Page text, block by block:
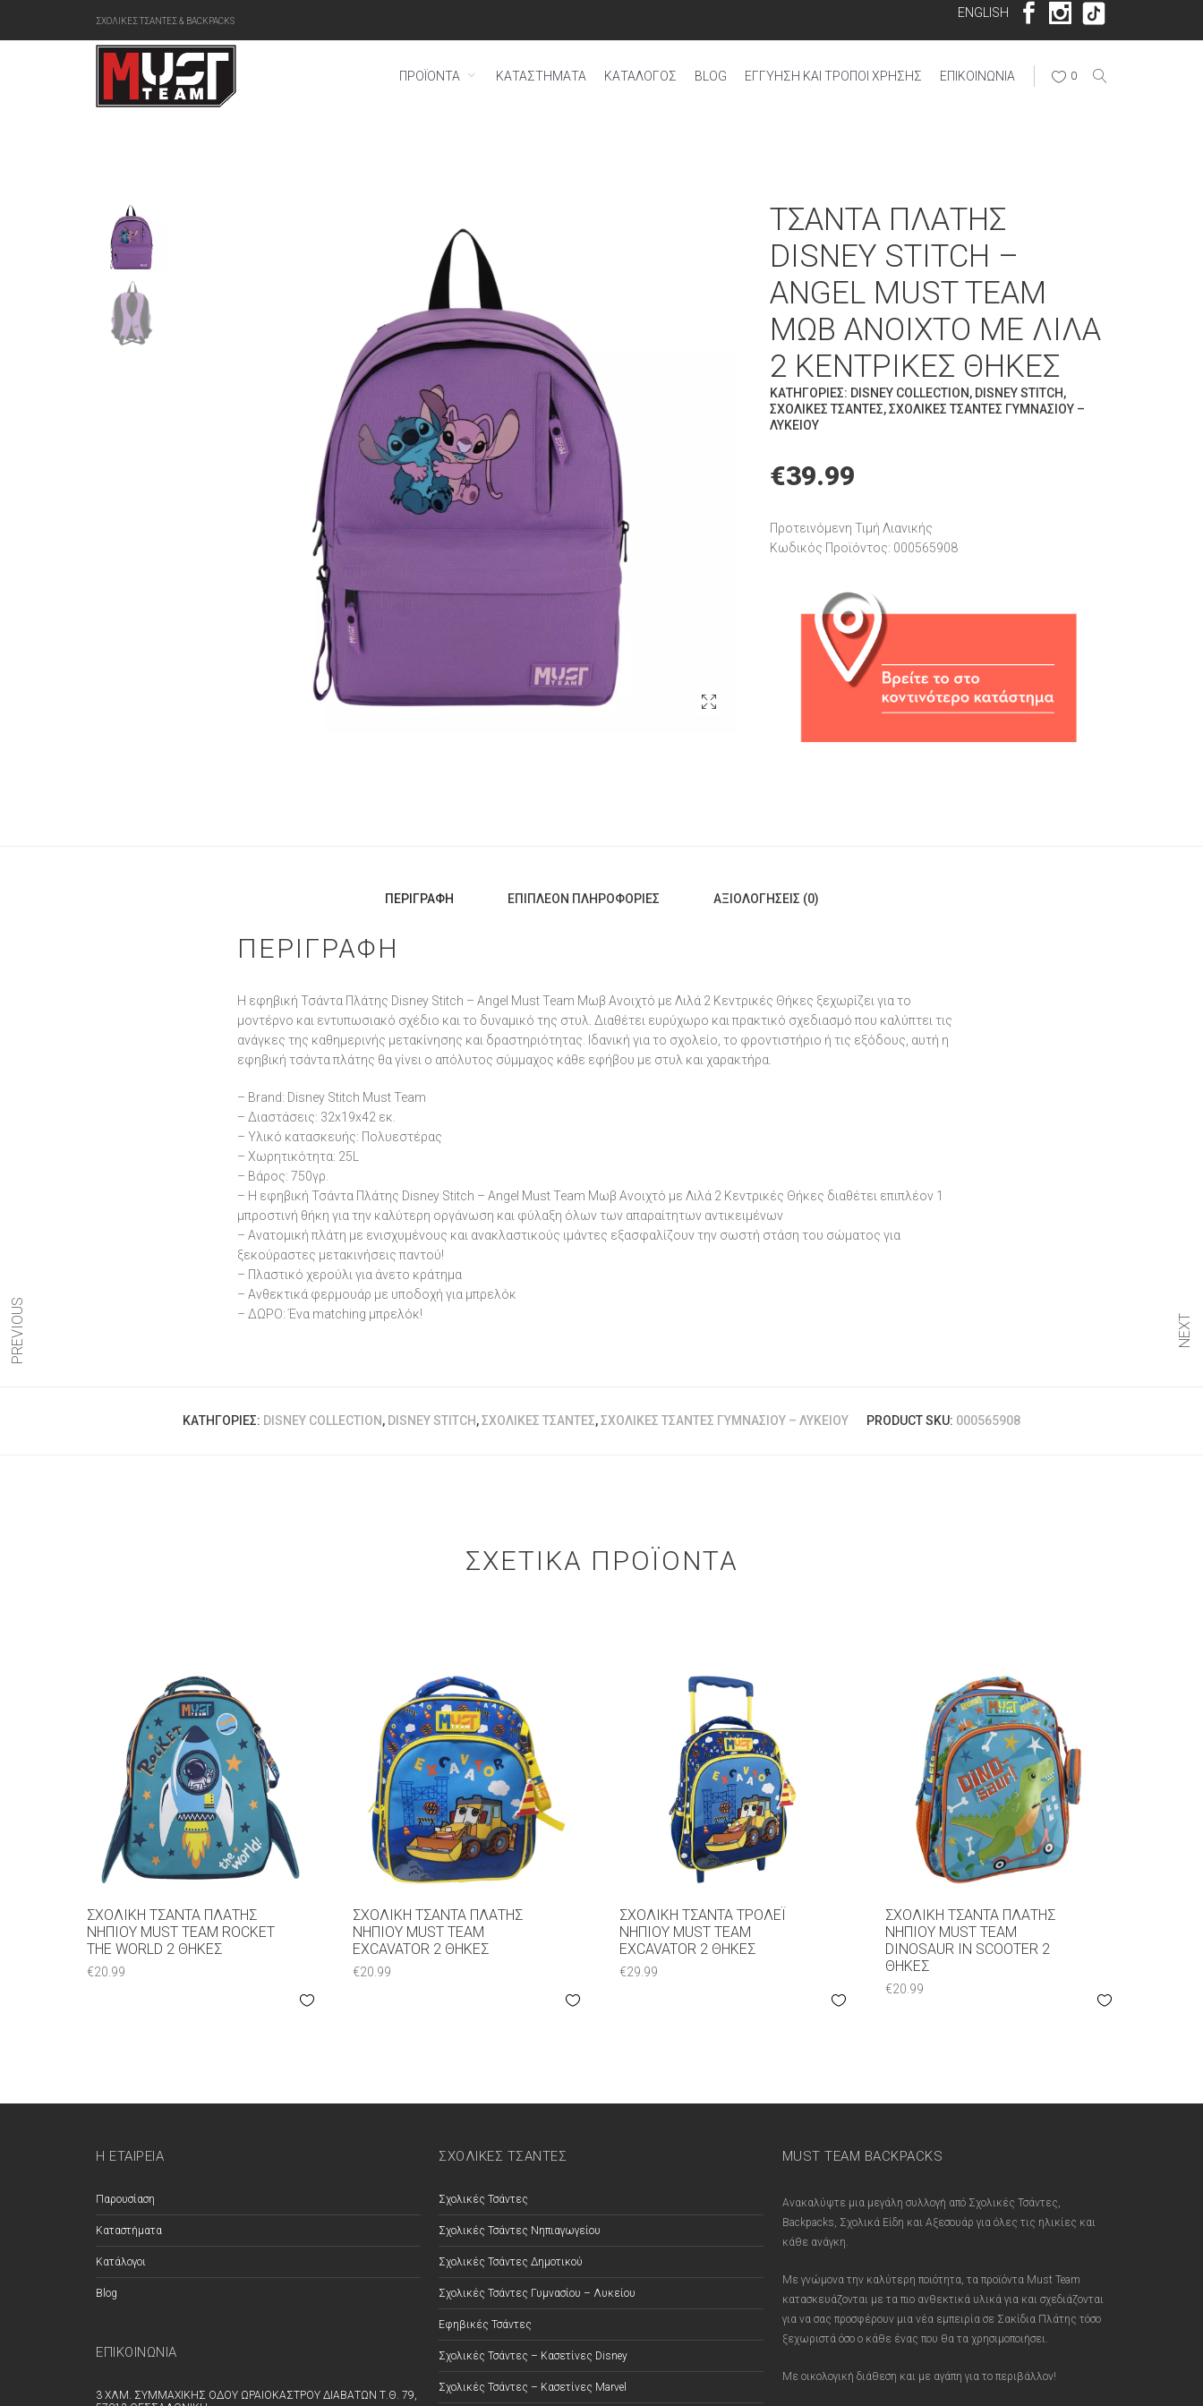
ΣΧΟΛΙΚΕΣ ΤΣΑΝΤΕΣ & BACKPACKS
ENGLISH
ΠΡΟΪΟΝΤΑ ΚΑΤΑΣΤΗΜΑΤΑ ΚΑΤΑΛΟΓΟΣ BLOG ΕΓΓΎΗΣΗ ΚΑΙ ΤΡΌΠΟΙ ΧΡΉΣΗΣ ΕΠΙΚΟΙΝΩΝΊΑ 0
ΤΣΆΝΤΑ ΠΛΆΤΗΣ
DISNEY STITCH –
ANGEL MUST TEAM
ΜΩΒ ΑΝΟΙΧΤΌ ΜΕ ΛΙΛΆ
2 ΚΕΝΤΡΙΚΈΣ ΘΉΚΕΣ
ΚΑΤΗΓΟΡΊΕΣ: DISNEY COLLECTION, DISNEY STITCH,
ΣΧΟΛΙΚΈΣ ΤΣΆΝΤΕΣ,ΣΧΟΛΙΚΈΣ ΤΣΆΝΤΕΣ ΓΥΜΝΑΣΊΟΥ –
ΛΥΚΕΊΟΥ
€39.99
Προτεινόμενη Τιμή Λιανικής
Κωδικός Προϊόντος: 000565908
PREVIOUS NEXT
ΠΕΡΙΓΡΑΦΉ ΕΠΙΠΛΈΟΝ ΠΛΗΡΟΦΟΡΊΕΣ ΑΞΙΟΛΟΓΉΣΕΙΣ (0)
ΠΕΡΙΓΡΑΦΉ
Η εφηβική Τσάντα Πλάτης Disney Stitch – Angel Must Team Μωβ Ανοιχτό με Λιλά 2 Κεντρικές Θήκες ξεχωρίζει για το
μοντέρνο και εντυπωσιακό σχέδιο και το δυναμικό της στυλ. Διαθέτει ευρύχωρο και πρακτικό σχεδιασμό που καλύπτει τις
ανάγκες της καθημερινής μετακίνησης και δραστηριότητας. Ιδανική για το σχολείο, το φροντιστήριο ή τις εξόδους, αυτή η
εφηβική τσάντα πλάτης θα γίνει ο απόλυτος σύμμαχος κάθε εφήβου με στυλ και χαρακτήρα.
– Brand: Disney Stitch Must Team
– Διαστάσεις: 32x19x42 εκ.
– Υλικό κατασκευής: Πολυεστέρας
– Χωρητικότητα: 25L
– Βάρος: 750γρ.
– Η εφηβική Τσάντα Πλάτης Disney Stitch – Angel Must Team Μωβ Ανοιχτό με Λιλά 2 Κεντρικές Θήκες διαθέτει επιπλέον 1
μπροστινή θήκη για την καλύτερη οργάνωση και φύλαξη όλων των απαραίτητων αντικειμένων
– Ανατομική πλάτη με ενισχυμένους και ανακλαστικούς ιμάντες εξασφαλίζουν την σωστή στάση του σώματος για
ξεκούραστες μετακινήσεις παντού!
– Πλαστικό χερούλι για άνετο κράτημα
– Ανθεκτικά φερμουάρ με υποδοχή για μπρελόκ
– ΔΩΡΟ: Ένα matching μπρελόκ!
ΚΑΤΗΓΟΡΊΕΣ: DISNEY COLLECTION, DISNEY STITCH,ΣΧΟΛΙΚΈΣ ΤΣΆΝΤΕΣ,ΣΧΟΛΙΚΈΣ ΤΣΆΝΤΕΣ ΓΥΜΝΑΣΊΟΥ – ΛΥΚΕΊΟΥ PRODUCT SKU: 000565908
ΣΧΕΤΙΚΆ ΠΡΟΪΌΝΤΑ
ΣΧΟΛΙΚΉ ΤΣΆΝΤΑ ΠΛΆΤΗΣ
ΝΗΠΊΟΥ MUST TEAM ROCKET
THE WORLD 2 ΘΉΚΕΣ
€20.99
ΣΧΟΛΙΚΉ ΤΣΆΝΤΑ ΠΛΆΤΗΣ
ΝΗΠΊΟΥ MUST TEAM
EXCAVATOR 2 ΘΉΚΕΣ
€20.99
ΣΧΟΛΙΚΉ ΤΣΆΝΤΑ ΤΡΌΛΕΪ
ΝΗΠΊΟΥ MUST TEAM
EXCAVATOR 2 ΘΉΚΕΣ
€29.99
ΣΧΟΛΙΚΉ ΤΣΆΝΤΑ ΠΛΆΤΗΣ
ΝΗΠΊΟΥ MUST TEAM
DINOSAUR IN SCOOTER 2
ΘΉΚΕΣ
€20.99
Η ΕΤΑΙΡΕΊΑ
Παρουσίαση
Καταστήματα
Κατάλογοι
Blog
ΕΠΙΚΟΙΝΩΝΊΑ
3 ΧΛΜ. ΣΥΜΜΑΧΙΚΗΣ ΟΔΟΥ ΩΡΑΙΟΚΑΣΤΡΟΥ ΔΙΑΒΑΤΩΝ Τ.Θ. 79,
ΣΧΟΛΙΚΕΣ ΤΣΑΝΤΕΣ
Σχολικές Τσάντες
Σχολικές Τσάντες Νηπιαγωγείου
Σχολικές Τσάντες Δημοτικού
Σχολικές Τσάντες Γυμνασίου – Λυκείου
Εφηβικές Τσάντες
Σχολικές Τσάντες – Κασετίνες Disney
Σχολικές Τσάντες – Κασετίνες Marvel
MUST TEAM BACKPACKS
Ανακαλύψτε μια μεγάλη συλλογή από Σχολικές Τσάντες,
Backpacks, Σχολικά Είδη και Αξεσουάρ για όλες τις ηλικίες και
κάθε ανάγκη.
Με γνώμονα την καλύτερη ποιότητα, τα προϊόντα Must Team
κατασκευάζονται με τα πιο ανθεκτικά υλικά για και σχεδιάζονται
για να σας προσφέρουν μια νέα εμπειρία σε Σακίδια Πλάτης τόσο
ξεχωριστά όσο ο κάθε ένας που θα τα χρησιμοποιήσει.
Με οικολογική διάθεση και με αγάπη για το περιβάλλον!